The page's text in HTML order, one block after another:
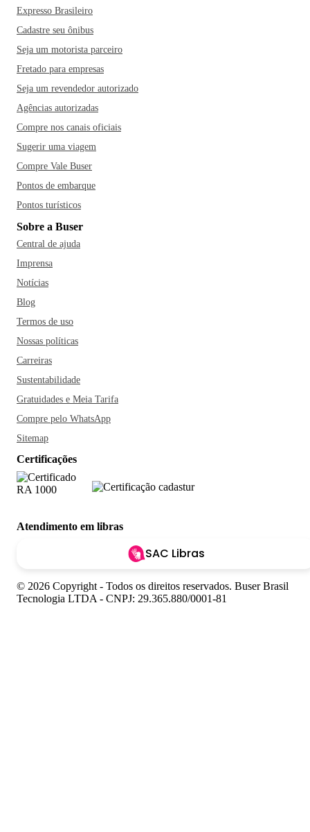
Expresso Brasileiro
Cadastre seu ônibus
Seja um motorista parceiro
Fretado para empresas
Seja um revendedor autorizado
Agências autorizadas
Compre nos canais oficiais
Sugerir uma viagem
Compre Vale Buser
Pontos de embarque
Pontos turísticos
Sobre a Buser
Central de ajuda
Imprensa
Notícias
Blog
Termos de uso
Nossas políticas
Carreiras
Sustentabilidade
Gratuidades e Meia Tarifa
Compre pelo WhatsApp
Sitemap
Certificações
Atendimento em libras
SAC Libras
© 2026 Copyright - Todos os direitos reservados. Buser Brasil
Tecnologia LTDA - CNPJ: 29.365.880/0001-81